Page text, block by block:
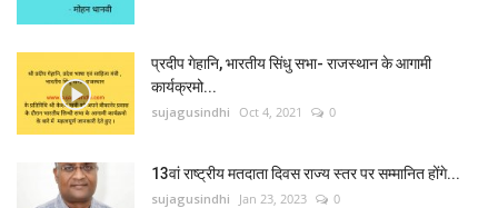
प्रदीप गेहानि, भारतीय सिंधु सभा- राजस्थान के आगामी
कार्यक्रमो...
sujagusindhi Oct 4, 2021 0
13वां राष्ट्रीय मतदाता दिवस राज्य स्तर पर सम्मानित होंगे...
sujagusindhi Jan 23, 2023 0